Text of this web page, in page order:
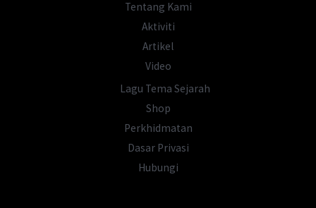
Tentang Kami
Aktiviti
Artikel
Video
Lagu Tema Sejarah
Shop
Perkhidmatan
Dasar Privasi
Hubungi